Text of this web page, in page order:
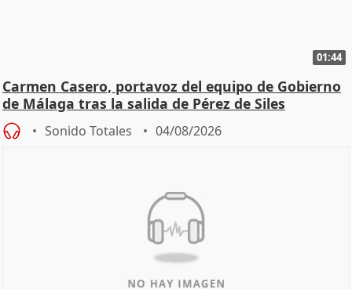
01:44
Carmen Casero, portavoz del equipo de Gobierno
de Málaga tras la salida de Pérez de Siles
Sonido Totales 04/08/2026